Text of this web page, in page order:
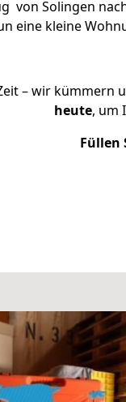
von Solingen
eine kleine
– wir
heute, um
Füllen